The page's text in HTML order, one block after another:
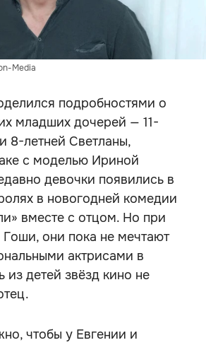
Media
подробностями о
младших дочерей — 11-
8-летней Светланы,
с моделью Ириной
девочки появились в
в новогодней комедии
вместе с отцом. Но при
они пока не мечтают
актрисами в
из детей звёзд кино не
чтобы у Евгении и